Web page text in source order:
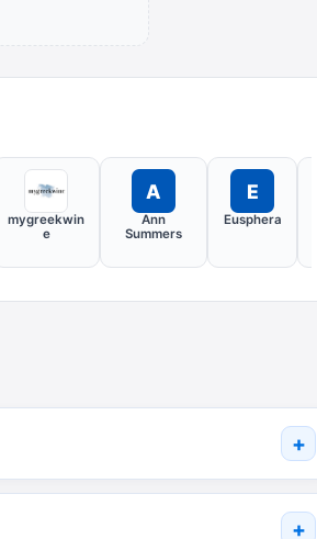
mygreekwin
e
A
Ann
Summers
E
Eusphera